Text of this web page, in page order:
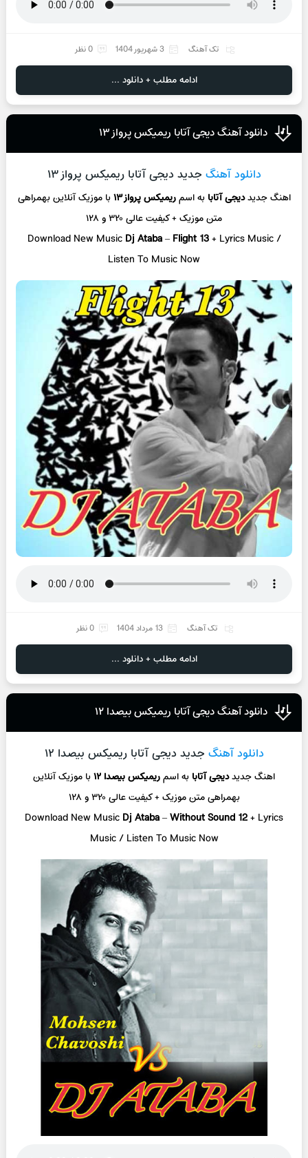
تک آهنگ 3 شهریور 1404 0 نظر
ادامه مطلب + دانلود ...
دانلود آهنگ دیجی آتابا ریمیکس پرواز ۱۳
دانلود آهنگ جدید دیجی آتابا ریمیکس پرواز ۱۳
اهنگ جدیددیجی آتابابه اسمریمیکس پرواز ۱۳ با موزیک آنلاینبهمراهی
متن موزیک + کیفیت عالی ۳۲۰ و ۱۲۸
Download New Music Dj Ataba–Flight 13+ Lyrics Music /
Listen To Music Now
تک آهنگ 13 مرداد 1404 0 نظر
ادامه مطلب + دانلود ...
دانلود آهنگ دیجی آتابا ریمیکس بیصدا ۱۲
دانلود آهنگ جدید دیجی آتابا ریمیکس بیصدا ۱۲
اهنگ جدیددیجی آتابا به اسمریمیکس بیصدا ۱۲
با موزیک آنلاین
بهمراهی متن موزیک + کیفیت عالی ۳۲۰ و ۱۲۸
Download New Music Dj Ataba–Without Sound 12+ Lyrics
Music / Listen To Music Now